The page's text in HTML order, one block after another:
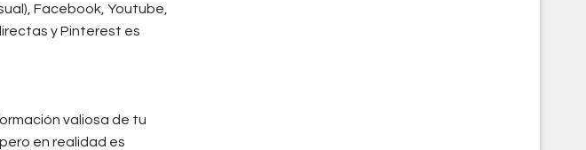
Facebook, Youtube,
y Pinterest es
valiosa de tu
en realidad es